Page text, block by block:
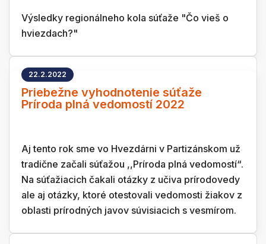
Výsledky regionálneho kola súťaže "Čo vieš o
hviezdach?"
22.2.2022
Priebežne vyhodnotenie súťaže
Príroda plná vedomostí 2022
Aj tento rok sme vo Hvezdárni v Partizánskom už
tradične začali súťažou ,,Príroda plná vedomostí“.
Na súťažiacich čakali otázky z učiva prírodovedy
ale aj otázky, ktoré otestovali vedomosti žiakov z
oblasti prírodných javov súvisiacich s vesmírom.